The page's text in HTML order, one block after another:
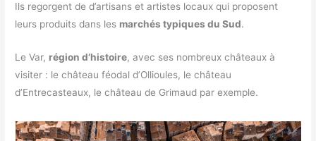
Ils regorgent de d’artisans et artistes locaux qui proposent
leurs produits dans les marchés typiques du Sud.
Le Var, région d’histoire, avec ses nombreux châteaux à
visiter : le château féodal d’Ollioules, le château
d’Entrecasteaux, le château de Grimaud par exemple.